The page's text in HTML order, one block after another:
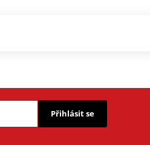
Přihlásit se